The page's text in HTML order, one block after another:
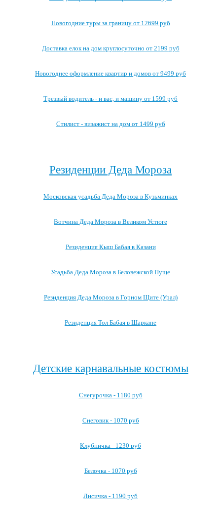
Новогодние туры за границу от 12699 руб
Доставка елок на дом круглосуточно от 2199 руб
Новогоднее оформление квартир и домов от 9499 руб
Трезвый водитель - и вас, и машину от 1599 руб
Стилист - визажист на дом от 1499 руб
Резиденции Деда Мороза
Московская усадьба Деда Мороза в Кузьминках
Вотчина Деда Мороза в Великом Устюге
Резиденция Кыш Бабая в Казани
Усадьба Деда Мороза в Беловежской Пуще
Резиденция Деда Мороза в Горном Щите (Урал)
Резиденция Тол Бабая в Шаркане
Детские карнавальные костюмы
Снегурочка - 1180 руб
Снеговик - 1070 руб
Клубничка - 1230 руб
Белочка - 1070 руб
Лисичка - 1190 руб